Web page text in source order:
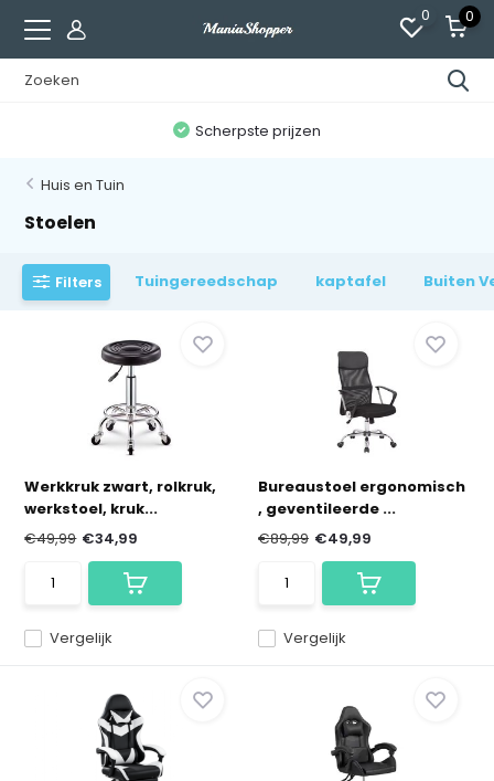
0 0
Scherpste prijzen
Huis en Tuin
Stoelen
Filters Tuingereedschap kaptafel Buiten
Werkkruk zwart, rolkruk,
werkstoel, kruk...
Vergelijk
€49,99 €34,99
Bureaustoel ergonomisch
, geventileerde ...
Vergelijk
€89,99 €49,99